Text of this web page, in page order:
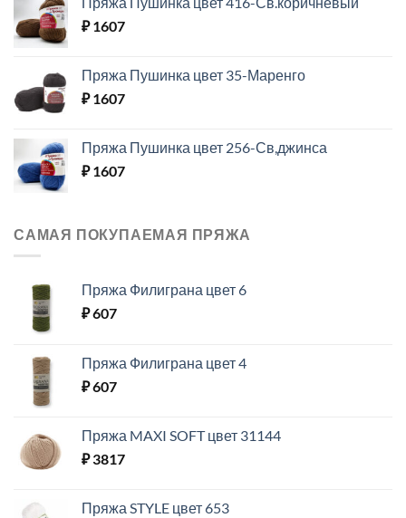
₽1607
Пряжа Пушинка цвет 35-Маренго
₽1607
Пряжа Пушинка цвет 256-Св,джинса
₽1607
САМАЯ ПОКУПАЕМАЯ ПРЯЖА
Пряжа Филиграна цвет 6
₽607
Пряжа Филиграна цвет 4
₽607
Пряжа MAXI SOFT цвет 31144
₽3817
Пряжа STYLE цвет 653